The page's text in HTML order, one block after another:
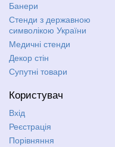
Банери
Стенди з державною
символікою України
Медичні стенди
Декор стін
Супутні товари
Користувач
Вхід
Реєстрація
Порівняння